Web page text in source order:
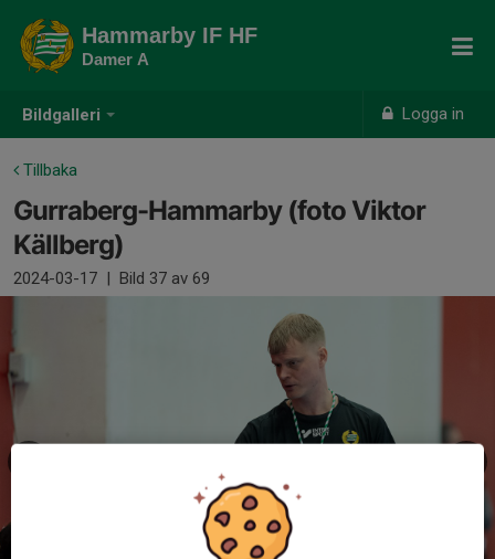
Bildgalleri Logga in
Hammarby IF HF
Damer A
Tillbaka
Gurraberg-Hammarby (foto Viktor
Källberg)
2024-03-17 | Bild 37 av 69